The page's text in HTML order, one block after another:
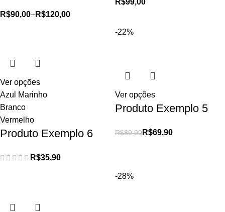
R$90,00–R$120,00
R$99,00
Ver opções
Azul Marinho
Branco
Vermelho
Produto Exemplo 6
R$35,90
-22%
Ver opções
Produto Exemplo 5
R$89,90R$69,90
-28%